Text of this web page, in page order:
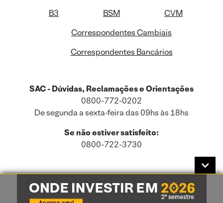
B3 BSM
CVM
Correspondentes Cambiais
Correspondentes Bancários
SAC - Dúvidas, Reclamações e Orientações
0800-772-0202
De segunda a sexta-feira das 09hs às 18hs
Se não estiver satisfeito:
0800-722-3730
Este site usa cookies e dados pessoais de acordo com a nossaPolítica de
Cookies
e a nossaPolítica de Privacidade.